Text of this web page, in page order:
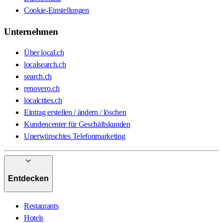
3376 Graben
3373 Heimenhausen
3374 Wangenried
3362 Niederönz
3363 Oberönz
3365 Seeberg
3365 Grasswil
3366 Bettenhausen
3367 Thörigen
3368 Bleienbach
3400 Burgdorf
3412 Heimiswil
3413 Kaltacker
3416 Affoltern BE
Cookie-Einstellungen
Unternehmen
Über local.ch
localsearch.ch
search.ch
renovero.ch
localcities.ch
Eintrag erstellen / ändern / löschen
Kundencenter für Geschäftskunden
Unerwünschtes Telefonmarketing
Entdecken
Restaurants
Hotels